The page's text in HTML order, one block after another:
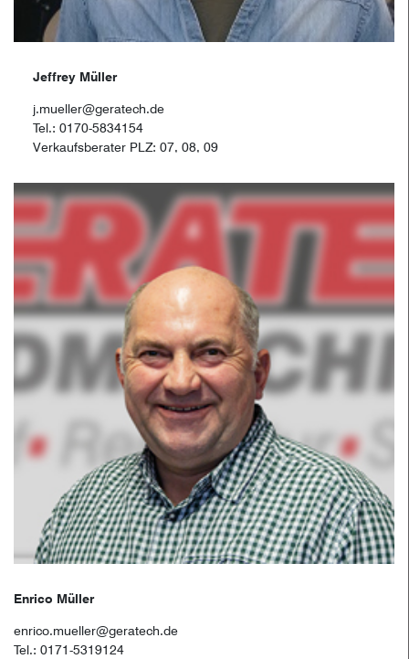
Jeffrey Müller
j.mueller@geratech.de
Tel.: 0170-5834154
Verkaufsberater PLZ: 07, 08, 09
Enrico Müller
enrico.mueller@geratech.de
Tel.: 0171-5319124